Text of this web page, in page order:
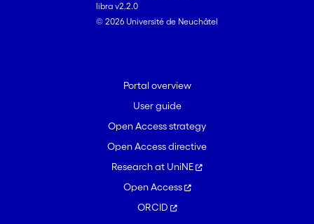
libra v2.2.0
© 2026 Université de Neuchâtel
Portal overview
User guide
Open Access strategy
Open Access directive
Research at UniNE
Open Access
ORCID